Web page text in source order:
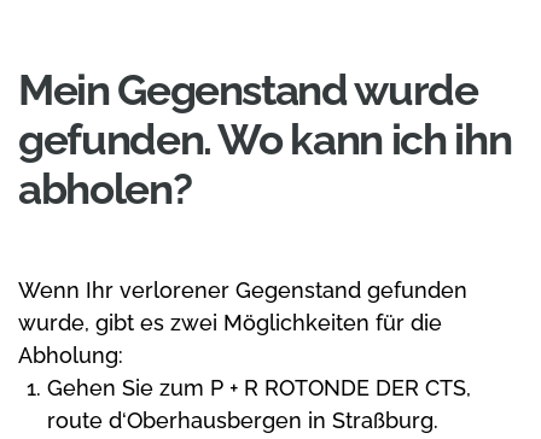
Mein Gegenstand wurde
gefunden. Wo kann ich ihn
abholen?
Wenn Ihr verlorener Gegenstand gefunden
wurde, gibt es zwei Möglichkeiten für die
Abholung:
Gehen Sie zum P + R ROTONDE DER CTS,
route d‘Oberhausbergen in Straßburg.